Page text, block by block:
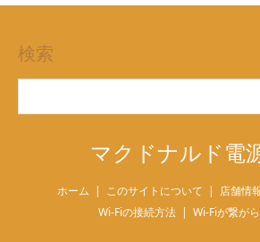
検索
マクドナルド電
ホーム このサイトについて
店舗情
Wi-Fiの接続方法
Wi-Fiが繋が